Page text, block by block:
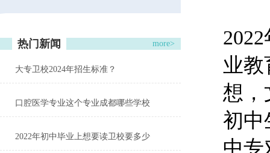
热门新闻 more>
大专卫校2024年招生标准？
口腔医学专业这个专业成都哪些学校
2022年初中毕业上想要读卫校要多少
业教
想，
初中
中专